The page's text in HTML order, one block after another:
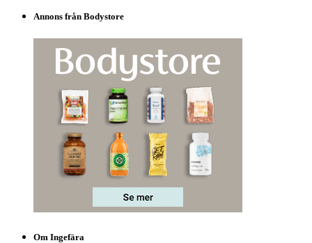
Annons från Bodystore
Om Ingefära